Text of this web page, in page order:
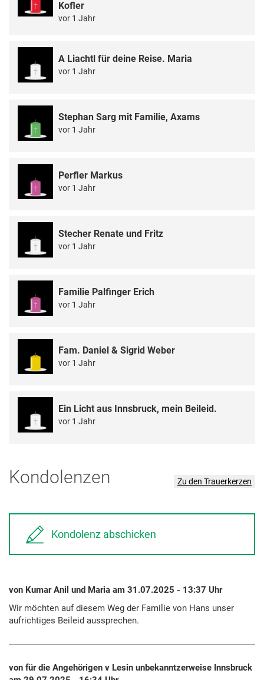
Kofler
vor 1 Jahr
A Liachtl für deine Reise. Maria
vor 1 Jahr
Stephan Sarg mit Familie, Axams
vor 1 Jahr
Perfler Markus
vor 1 Jahr
Stecher Renate und Fritz
vor 1 Jahr
Familie Palfinger Erich
vor 1 Jahr
Fam. Daniel & Sigrid Weber
vor 1 Jahr
Ein Licht aus Innsbruck, mein Beileid.
vor 1 Jahr
Kondolenzen Zu den Trauerkerzen
Kondolenz abschicken
von Kumar Anil und Maria am 31.07.2025 - 13:37 Uhr
Wir möchten auf diesem Weg der Familie von Hans unser
aufrichtiges Beileid aussprechen.
von für die Angehörigen v Lesin unbekanntzerweise Innsbruck